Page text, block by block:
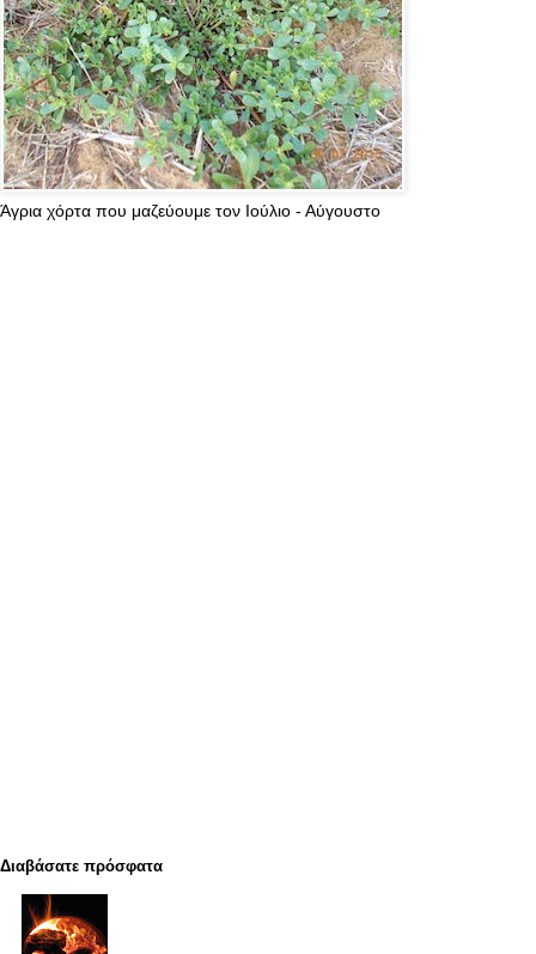
Άγρια χόρτα που μαζεύουμε τον Ιούλιο - Αύγουστο
Διαβάσατε πρόσφατα